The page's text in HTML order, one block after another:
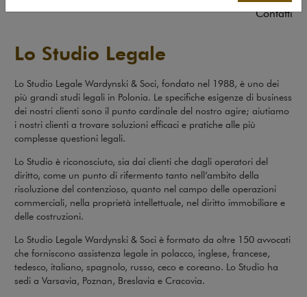
Contatti
Lo Studio Legale
Lo Studio Legale Wardynski & Soci, fondato nel 1988, è uno dei
più grandi studi legali in Polonia. Le specifiche esigenze di business
dei nostri clienti sono il punto cardinale del nostro agire; aiutiamo
i nostri clienti a trovare soluzioni efficaci e pratiche alle più
complesse questioni legali.
Lo Studio è riconosciuto, sia dai clienti che dagli operatori del
diritto, come un punto di rifermento tanto nell’ambito della
risoluzione del contenzioso, quanto nel campo delle operazioni
commerciali, nella proprietà intellettuale, nel diritto immobiliare e
delle costruzioni.
Lo Studio Legale Wardynski & Soci è formato da oltre 150 avvocati
che forniscono assistenza legale in polacco, inglese, francese,
tedesco, italiano, spagnolo, russo, ceco e coreano. Lo Studio ha
sedi a Varsavia, Poznan, Breslavia e Cracovia.